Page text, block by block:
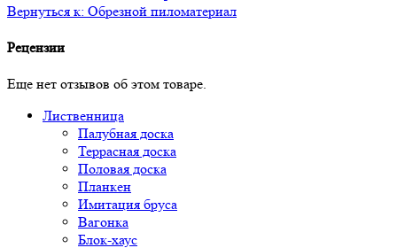
Вернуться к: Обрезной пиломатериал
Рецензии
Еще нет отзывов об этом товаре.
Лиственница
Палубная доска
Террасная доска
Половая доска
Планкен
Имитация бруса
Вагонка
Блок-хаус